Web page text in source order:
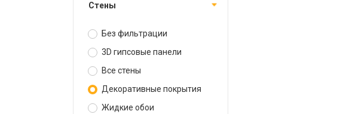
Стены
Без фильтрации
3D гипсовые панели
Все стены
Декоративные покрытия
Жидкие обои